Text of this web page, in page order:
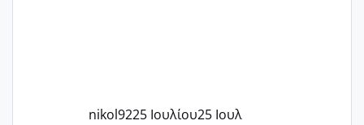
nikol9225 Ιουλίου25 Ιουλ